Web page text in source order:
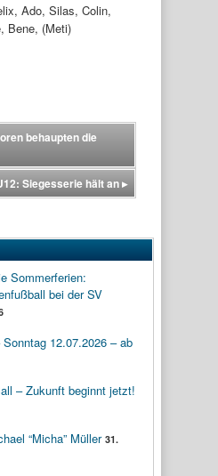
Ado, Silas, Colin,
Bene, (Meti)
behaupten die
Siegesserie hält an▸
Sommerferien:
bei der SV
12.07.2026 – ab
– Zukunft beginnt jetzt!
“Micha” Müller 31.